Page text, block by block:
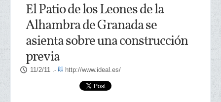
El Patio de los Leones de la
Alhambra de Granada se
asienta sobre una construcción
previa
11/2/11 .- http://www.ideal.es/